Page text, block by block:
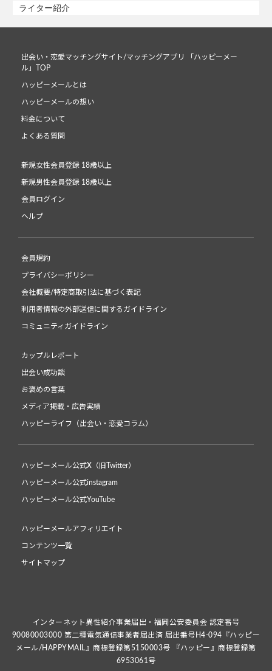
ライター紹介
出会い・恋愛マッチングサイト/マッチングアプリ 「ハッピーメー
ル」TOP
ハッピーメールとは
ハッピーメールの想い
料金について
よくある質問
新規女性会員登録 18歳以上
新規男性会員登録 18歳以上
会員ログイン
ヘルプ
会員規約
プライバシーポリシー
会社概要/特定商取引法に基づく表記
利用者情報の外部送信に関するガイドライン
コミュニティガイドライン
カップルレポート
出会い成功談
お褒めの言葉
メディア掲載・広告実績
ハッピーライフ（出会い・恋愛コラム）
ハッピーメール公式X（旧Twitter）
ハッピーメール公式instagram
ハッピーメール公式YouTube
ハッピーメールアフィリエイト
コンテンツ一覧
サイトマップ
インターネット異性紹介事業届出・福岡公安委員会 認定番号
90080003000 第二種電気通信事業者届出済 届出番号H4-094『ハッピー
メール/HAPPYMAIL』商標登録第5150003号 『ハッピー』商標登録第
6953061号